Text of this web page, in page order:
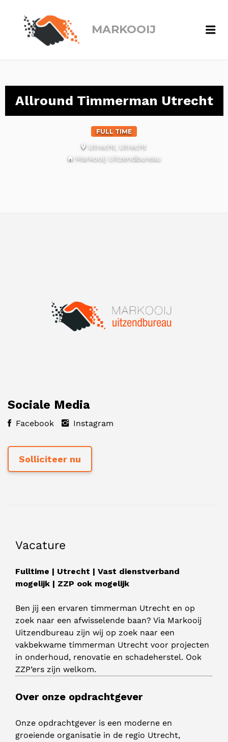
MARKOOIJ
Allround Timmerman Utrecht
FULL TIME
Utrecht, Utrecht
Markooij Uitzendbureau
Sociale Media
Facebook Instagram
Vacature
Fulltime | Utrecht | Vast dienstverband
mogelijk | ZZP ook mogelijk
Ben jij een ervaren timmerman Utrecht en op
zoek naar een afwisselende baan? Via Markooij
Uitzendbureau zijn wij op zoek naar een
vakbekwame timmerman Utrecht voor projecten
in onderhoud, renovatie en schadeherstel. Ook
ZZP’ers zijn welkom.
Over onze opdrachtgever
Onze opdrachtgever is een moderne en
groeiende organisatie in de regio Utrecht,